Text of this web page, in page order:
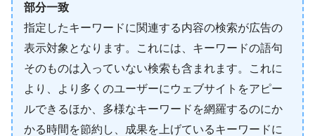
部分一致
指定したキーワードに関連する内容の検索が広告の
表示対象となります。これには、キーワードの語句
そのものは入っていない検索も含まれます。これに
より、より多くのユーザーにウェブサイトをアピー
ルできるほか、多様なキーワードを網羅するのにか
かる時間を節約し、成果を上げているキーワードに